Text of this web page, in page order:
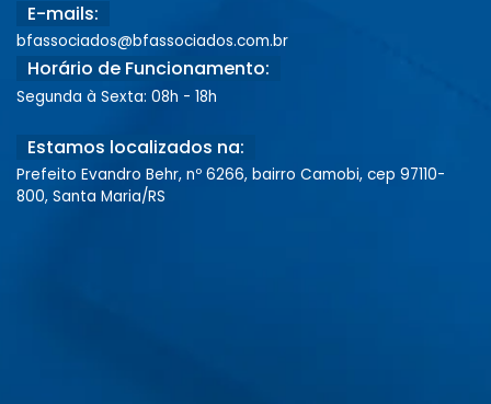
E-mails:
bfassociados@bfassociados.com.br
Horário de Funcionamento:
Segunda à Sexta: 08h - 18h
Estamos localizados na:
Prefeito Evandro Behr, nº 6266, bairro Camobi, cep 97110-
800, Santa Maria/RS